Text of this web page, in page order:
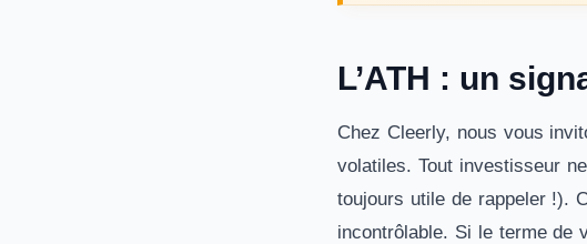
L’ATH : un
Chez Cleerly, nous vous
volatiles. Tout investisseur
toujours utile de rappeler !).
incontrôlable. Si le terme de